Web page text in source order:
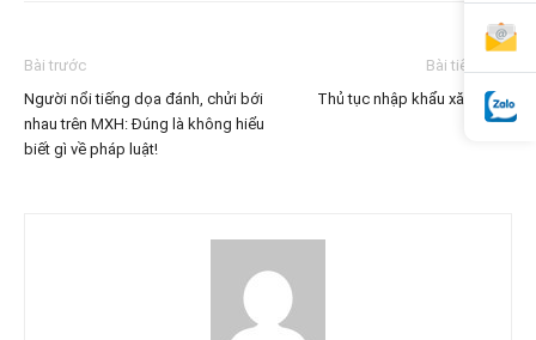
Bài trước
Người nổi tiếng dọa đánh, chửi bới
nhau trên MXH: Đúng là không hiểu
biết gì về pháp luật!
Bài tiếp theo
Thủ tục nhập khẩu xăng dầu